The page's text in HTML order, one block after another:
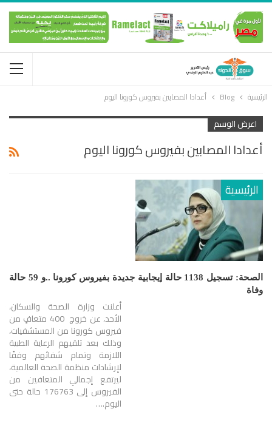
الرئيسية Blog أعدادا المصابين بفيروس كورونا اليوم
اعرض الوسم
أعدادا المصابين بفيروس كورونا اليوم
الرئيسية
الصحة: تسجيل 1138 حالة إيجابية جديدة بفيروس كورونا ..و 59 حالة
وفاة
أعلنت وزارة الصحة والسكان،
الأحد، عن خروج 400 متعافٍ من
فيروس كورونا من المستشفيات،
وذلك بعد تلقيهم الرعاية الطبية
اللازمة وتمام شفائهم وفقًا
لإرشادات منظمة الصحة العالمية،
ليرتفع إجمالي المتعافين من
الفيروس إلى 176763 حالة حتى
اليوم.…